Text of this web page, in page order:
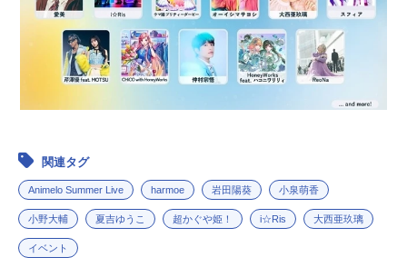
関連タグ
Animelo Summer Live harmoe 岩田陽葵 小泉萌香
小野大輔 夏吉ゆうこ 超かぐや姫！ i☆Ris 大西亜玖璃
イベント